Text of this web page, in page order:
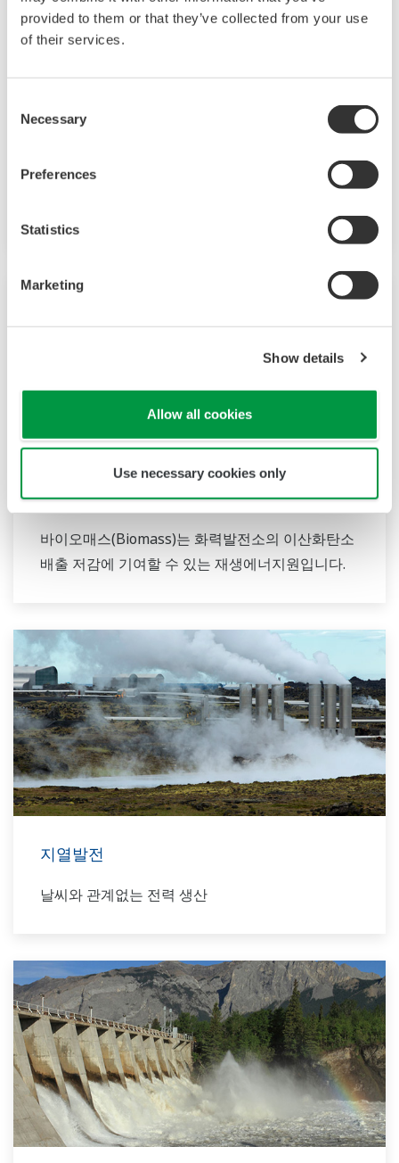
provided to them or that they’ve collected from your use
of their services.
Selection
Necessary
Preferences
Statistics
Marketing
Show details
Allow all cookies
Use necessary cookies only
재생에너지
산업이 지속가능한 발전 목표로 나아가도록
재생에너지 애플리케이션 솔루션을 제공하며
에너지 전환 혁신에 대한 의지를 한층
강화했습니다. BaxEnergy는 글로벌 에너지 기업과
산업 운영자를 위한 통합 서비스 파트너로, 자산
성능 관리, 전력망 제어, 사이버 보안을 포함한
엔드투엔드 솔루션을 제공합니다. 또한 다양한
소프트웨어 솔루션을 제공합니다.
바이오매스 발전
바이오매스(Biomass)는 화력발전소의 이산화탄소
배출 저감에 기여할 수 있는 재생에너지원입니다.
지열발전
날씨와 관계없는 전력 생산